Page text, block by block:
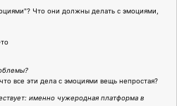
Что они должны делать с эмоциями,
все эти дела с эмоциями вещь непростая?
именно чужеродная платформа в